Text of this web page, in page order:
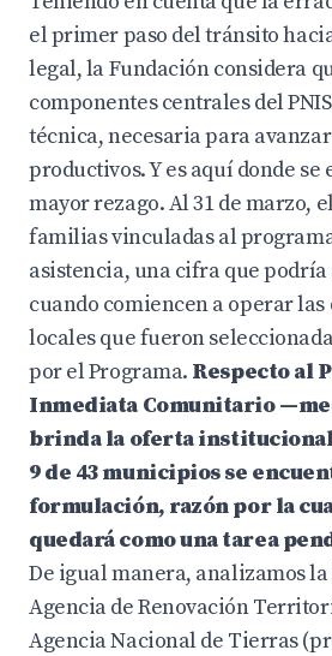
el primer paso del tránsito
legal, la Fundación considera
componentes centrales del
técnica, necesaria para
productivos. Y es aquí donde se
mayor rezago. Al 31 de marzo,
familias vinculadas al
asistencia, una cifra que podría
cuando comiencen a operar
locales que fueron
por el Programa. Respecto al
Inmediata Comunitario
brinda la oferta
9 de 43 municipios se
formulación, razón por la
quedará como una tarea
De igual manera, analizamos
Agencia de Renovación
Agencia Nacional de Tierras